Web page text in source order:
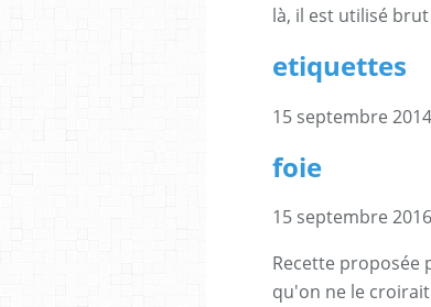
là, il est utilisé
etiquettes
15 septembre 2014
foie
15 septembre
Recette proposée
qu'on ne le